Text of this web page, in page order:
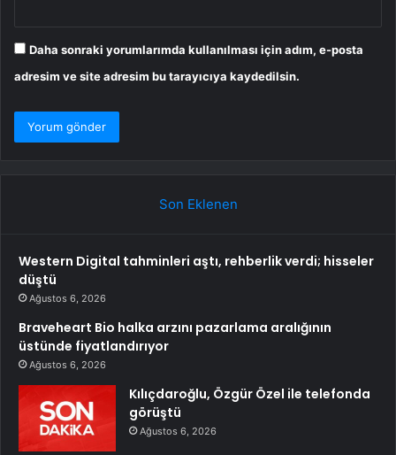
Daha sonraki yorumlarımda kullanılması için adım, e-posta
adresim ve site adresim bu tarayıcıya kaydedilsin.
Son Eklenen
Western Digital tahminleri aştı, rehberlik verdi; hisseler
düştü
Ağustos 6, 2026
Braveheart Bio halka arzını pazarlama aralığının
üstünde fiyatlandırıyor
Ağustos 6, 2026
Kılıçdaroğlu, Özgür Özel ile telefonda
görüştü
Ağustos 6, 2026